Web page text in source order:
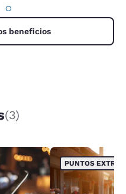
○
beneficios
(3)
PUNTOS EXTRA